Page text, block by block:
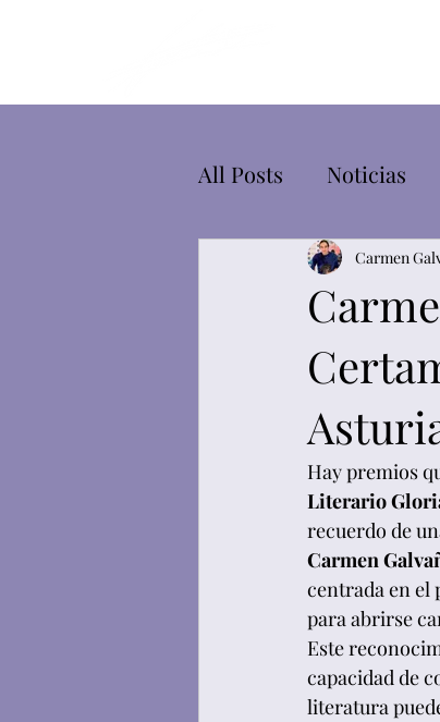
All Posts Noticias
Carmen
Hay premios
Literario
recuerdo de
Carmen
centrada en el
para abrirse
Este
capacidad de
literatura